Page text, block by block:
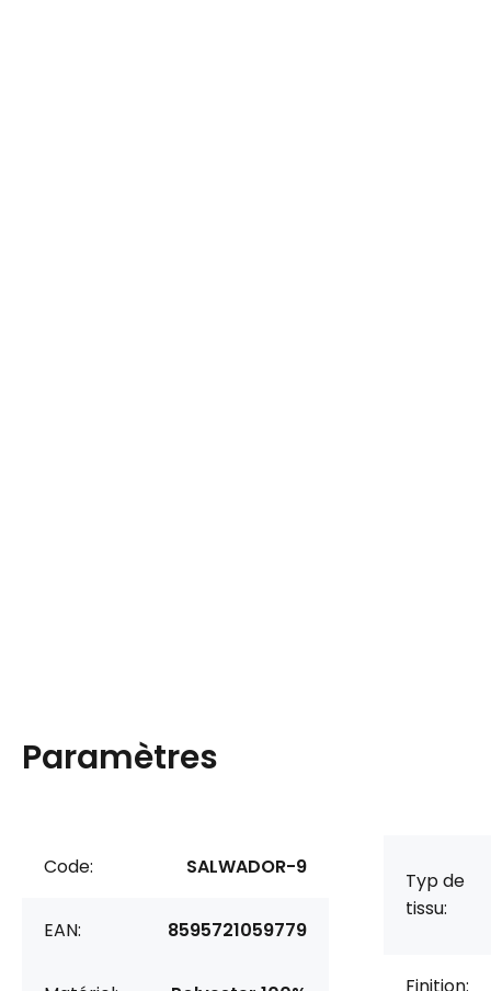
Paramètres
Code: SALWADOR-9
EAN: 8595721059779
Typ de
tissu:
Finition: